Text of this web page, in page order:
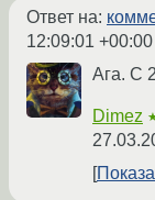
Ответ на:
12:09:01 +00:00
Ага. С
Dimez